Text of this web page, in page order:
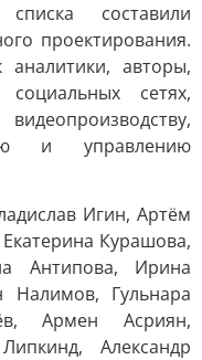
составили
проектирования.
авторы,
сетях,
и управлению
Игин, Артём
Курашова,
Антипова, Ирина
Налимов, Гульнара
Армен Асриян,
Александр